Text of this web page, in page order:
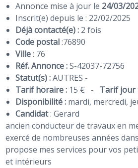
Annonce mise à jour le 24/03/
Inscrit(e) depuis le : 22/02/2025
Déjà contacté(e) : 2 fois
Code postal:76890
Ville: 76
Réf. Annonce :S-42037-72756
Statut(s) :AUTRES -
Tarif horaire : 15 € - Tarif jour
Disponibilité : mardi, mercredi,
Candidat:Gerard
ancien conducteur de travaux en
exercé de nombreuses années
propose mes services pour vos
et intérieurs